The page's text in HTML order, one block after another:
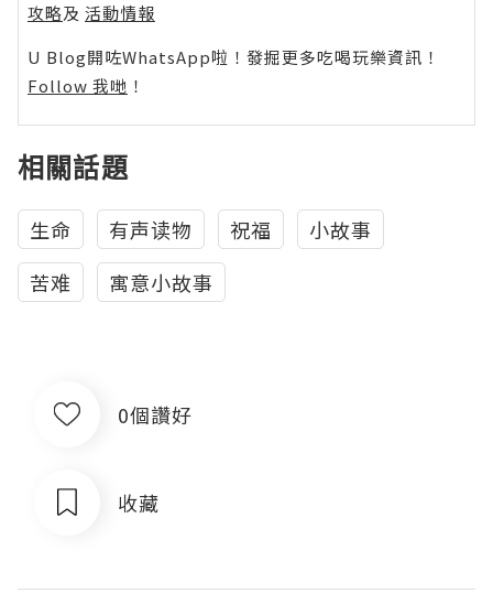
攻略及 活動情報
U Blog開咗WhatsApp啦！發掘更多吃喝玩樂資訊！
Follow 我哋 ！
相關話題
生命 有声读物 祝福
小故事
苦难
寓意小故事
0個讚好
收藏